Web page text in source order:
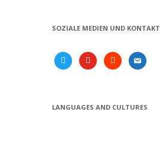
SOZIALE MEDIEN UND KONTAKT
twitter youtubesoundcloud
email
LANGUAGES AND CULTURES